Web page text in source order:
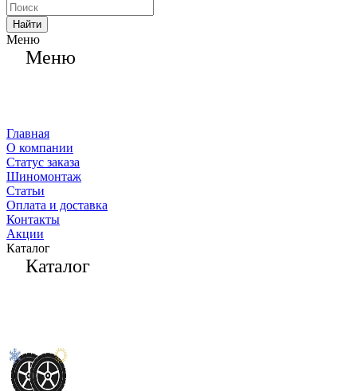
Найти
Меню
Меню
Главная
О компании
Статус заказа
Шиномонтаж
Статьи
Оплата и доставка
Контакты
Акции
Каталог
Каталог